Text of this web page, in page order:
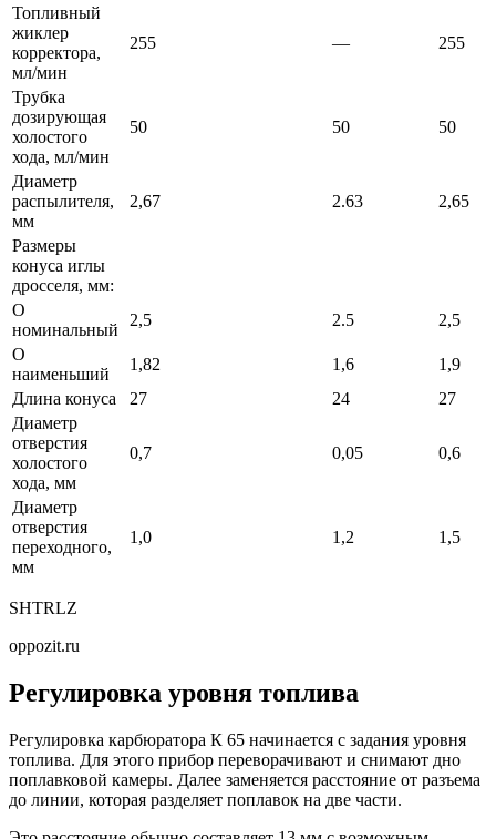
Топливный
жиклер
корректора,
мл/мин
255 — 255
Трубка
дозирующая
холостого
хода, мл/мин
50 50 50
Диаметр
распылителя,
мм
2,67 2.63 2,65
Размеры
конуса иглы
дросселя, мм:
О
номинальный
2,5 2.5
2,5
О
наименьший
1,82 1,6
1,9
Длина конуса
27 24
27
Диаметр
отверстия
холостого
хода, мм
0,7 0,05 0,6
Диаметр
отверстия
переходного,
мм
1,0 1,2 1,5
SHTRLZ
oppozit.ru
Регулировка уровня топлива
Регулировка карбюратора К 65 начинается с задания уровня
топлива. Для этого прибор переворачивают и снимают дно
поплавковой камеры. Далее заменяется расстояние от разъема
до линии, которая разделяет поплавок на две части.